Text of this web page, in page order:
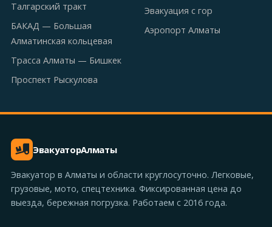
Талгарский тракт
БАКАД — Большая
Алматинская кольцевая
Трасса Алматы — Бишкек
Проспект Рыскулова
Эвакуация с гор
Аэропорт Алматы
ЭвакуаторАлматы
Эвакуатор в Алматы и области круглосуточно. Легковые,
грузовые, мото, спецтехника. Фиксированная цена до
выезда, бережная погрузка. Работаем с 2016 года.